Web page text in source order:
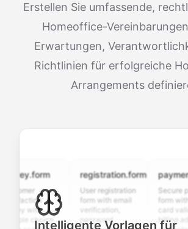
Erstellen Sie umfassende,
Homeoffice-
Erwartungen,
Richtlinien für erfolgreiche
Arrangements
with
choice,
registration.form
User registration
form with email
verification,
password
Secure
form with
card
billing address,
Intelligente Vorlagen für